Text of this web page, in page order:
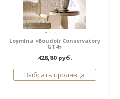
Loymina «Boudoir Conservatory
GT4»
428,80 руб.
Выбрать продавца